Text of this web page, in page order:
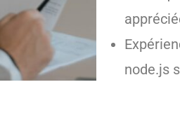
node.js